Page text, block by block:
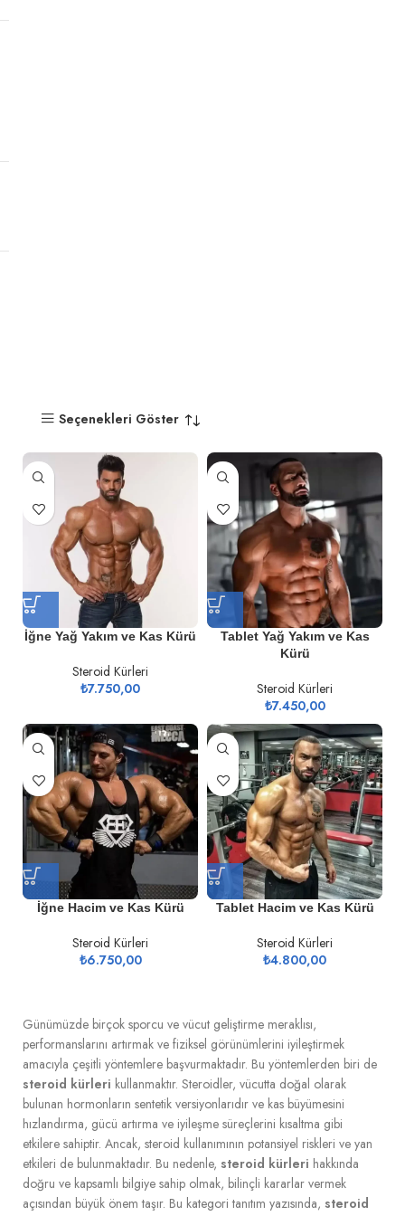
Seçenekleri Göster
İğne Yağ Yakım ve Kas Kürü
Steroid Kürleri
₺7.750,00
Tablet Yağ Yakım ve Kas
Kürü
Steroid Kürleri
₺7.450,00
İğne Hacim ve Kas Kürü
Steroid Kürleri
₺6.750,00
Tablet Hacim ve Kas Kürü
Steroid Kürleri
₺4.800,00
Günümüzde birçok sporcu ve vücut geliştirme meraklısı,
performanslarını artırmak ve fiziksel görünümlerini iyileştirmek
amacıyla çeşitli yöntemlere başvurmaktadır. Bu yöntemlerden biri de
steroid kürleri kullanmaktır. Steroidler, vücutta doğal olarak
bulunan hormonların sentetik versiyonlarıdır ve kas büyümesini
hızlandırma, gücü artırma ve iyileşme süreçlerini kısaltma gibi
etkilere sahiptir. Ancak, steroid kullanımının potansiyel riskleri ve yan
etkileri de bulunmaktadır. Bu nedenle, steroid kürleri hakkında
doğru ve kapsamlı bilgiye sahip olmak, bilinçli kararlar vermek
açısından büyük önem taşır. Bu kategori tanıtım yazısında, steroid